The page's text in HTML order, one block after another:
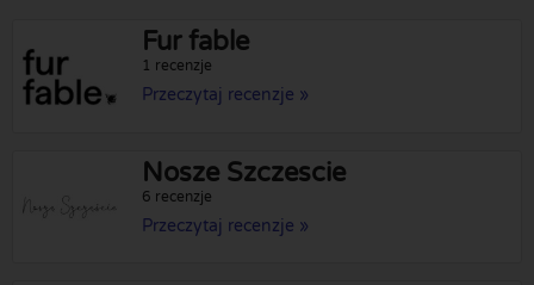
Fur fable
1 recenzje
Przeczytaj recenzje »
Nosze Szczescie
6 recenzje
Przeczytaj recenzje »